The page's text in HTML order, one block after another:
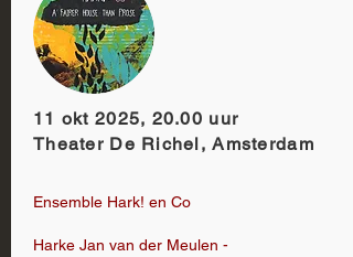
11 okt 2025, 20.00 uur
Theater De Richel, Amsterdam
Ensemble Hark! en Co
Harke Jan van der Meulen -